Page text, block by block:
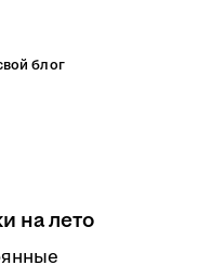
блог
на лето